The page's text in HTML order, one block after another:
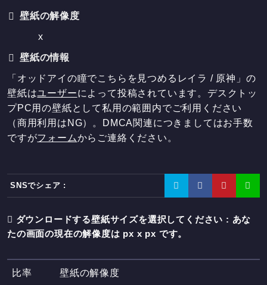
壁紙の解像度
x
壁紙の情報
「オッドアイの瞳でこちらを見つめるレイラ / 原神」の
壁紙はユーザーによって投稿されています。デスクトッ
プPC用の壁紙として私用の範囲内でご利用ください
（商用利用はNG）。DMCA関連につきましてはお手数
ですがフォームからご連絡ください。
SNSでシェア :
ダウンロードする壁紙サイズを選択してください : あな
たの画面の現在の解像度は px x px です。
比率 壁紙の解像度